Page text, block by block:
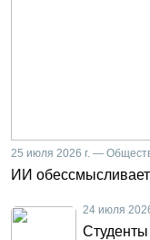
25 июля 2026 г. —
ИИ
24 июля